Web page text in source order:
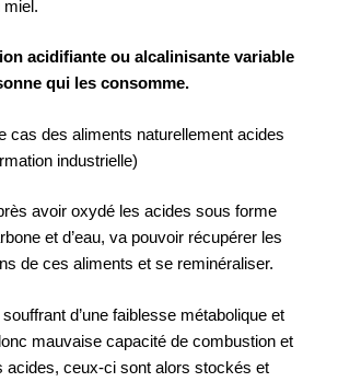
miel.
acidifiante ou alcalinisante variable
qui les consomme.
cas des aliments naturellement acides
industrielle)
avoir oxydé les acides sous forme
et d’eau, va pouvoir récupérer les
de ces aliments et se reminéraliser.
souffrant d’une faiblesse métabolique et
mauvaise capacité de combus­tion et
acides, ceux-ci sont alors stockés et